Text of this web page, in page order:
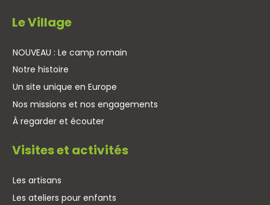
Le Village
NOUVEAU : Le camp romain
Notre histoire
Un site unique en Europe
Nos missions et nos engagements
À regarder et écouter
Visites et activités
Les artisans
Les ateliers pour enfants